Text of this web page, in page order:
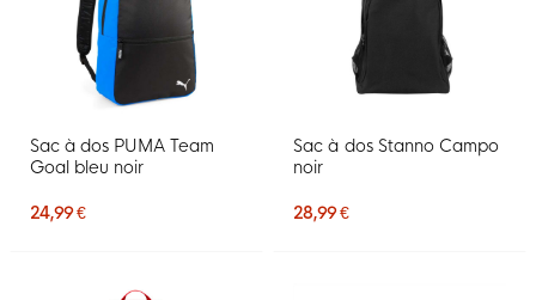
Sac à dos PUMA Team
Goal bleu noir
24,99 €
Sac à dos Stanno Campo
noir
28,99 €